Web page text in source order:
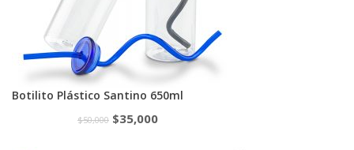
Botilito Plástico Santino 650ml
$50,000 $35,000